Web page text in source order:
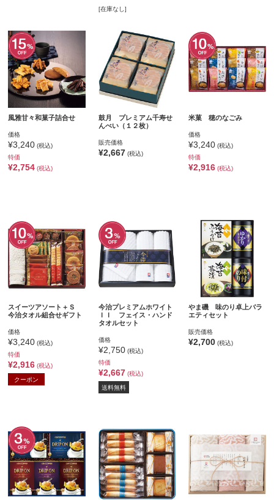
[在庫なし]
風雅甘々和菓子詰合せ
価格
¥3,240 (税込)
特価
¥2,754 (税込)
鼓月 プレミアム千寿せ
んべい（１２枚）
販売価格
¥2,667 (税込)
米菓 穂のなごみ
価格
¥3,240 (税込)
特価
¥2,916 (税込)
スイーツアソート＋Ｓ
今治タオル組合せギフト
価格
¥3,240 (税込)
特価
¥2,916 (税込)
クーポン
今治プレミアムホワイト
ＩＩ フェイス・ハンド
タオルセット
価格
¥2,750(税込)
特価
¥2,667 (税込)
送料無料
やま磯 味のり卓上バラ
エティセット
販売価格
¥2,700 (税込)